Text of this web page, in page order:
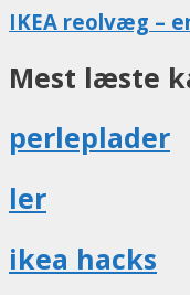
IKEA reolvæg –
Mest læste
perleplader
ler
ikea hacks